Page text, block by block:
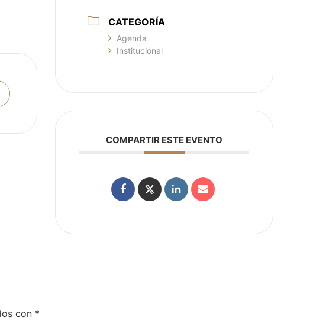
CATEGORÍA
Agenda
Institucional
COMPARTIR ESTE EVENTO
con *